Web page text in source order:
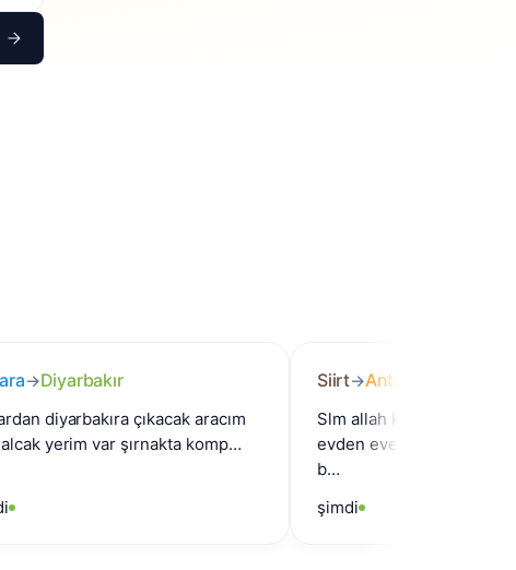
çıkacak aracım
3+1 alcak yerim var şırnakta komp…
Antalya
Slm allah kısmet ederse
evden eve aracımız siirt merkez